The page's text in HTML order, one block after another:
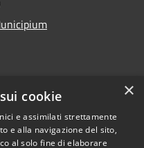
×
cookie
e assimilati strettamente
e alla navigazione del sito,
al solo fine di elaborare